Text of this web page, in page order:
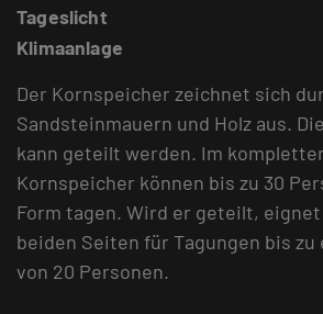
Tageslicht
Klimaanlage
Der Kornspeicher zeichnet sich
Sandsteinmauern und Holz aus.
kann geteilt werden. Im
Kornspeicher können bis zu 30
Form tagen. Wird er geteilt,
beiden Seiten für Tagungen bis zu
von 20 Personen.